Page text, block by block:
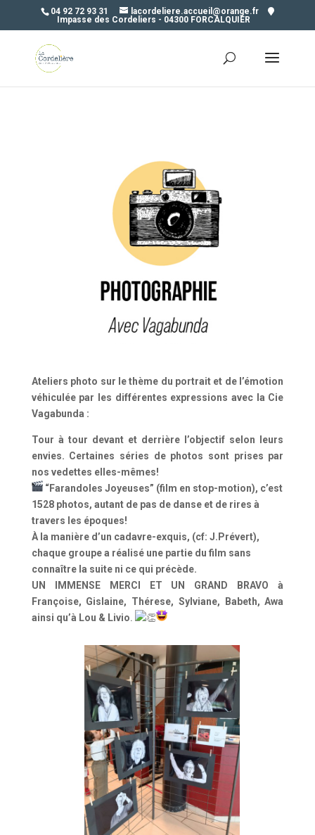
04 92 72 93 31
lacordeliere.accueil@orange.fr
Impasse des Cordeliers - 04300 FORCALQUIER
Ateliers photo sur le thème du portrait et de l’émotion
véhiculée par les différentes expressions avec la Cie
Vagabunda :
Tour à tour devant et derrière l’objectif selon leurs
envies. Certaines séries de photos sont prises par
nos vedettes elles-mêmes!
“Farandoles Joyeuses” (film en stop-motion), c’est
1528 photos, autant de pas de danse et de rires à
travers les époques!
À la manière d’un cadavre-exquis, (cf: J.Prévert),
chaque groupe a réalisé une partie du film sans
connaître la suite ni ce qui précède.
UN IMMENSE MERCI ET UN GRAND BRAVO à
Françoise, Gislaine, Thérese, Sylviane, Babeth, Awa
ainsi qu’à Lou & Livio.